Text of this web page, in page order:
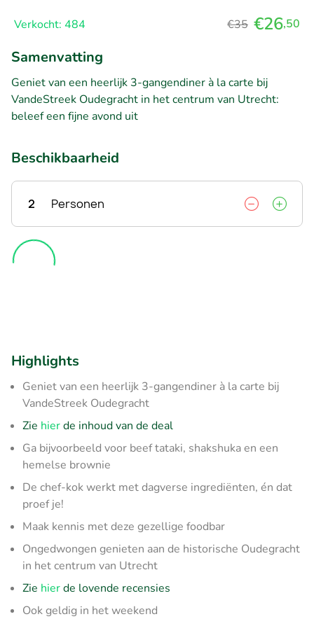
Verkocht: 484 €35 €26,50
Samenvatting
Geniet van een heerlijk 3-gangendiner à la carte bij
VandeStreek Oudegracht in het centrum van Utrecht:
beleef een fijne avond uit
Beschikbaarheid
2 Personen
Highlights
Geniet van een heerlijk 3-gangendiner à la carte bij
VandeStreek Oudegracht
Zie hierde inhoud van de deal
Ga bijvoorbeeld voor beef tataki, shakshuka en een
hemelse brownie
De chef-kok werkt met dagverse ingrediënten, én dat
proef je!
Maak kennis met deze gezellige foodbar
Ongedwongen genieten aan de historische Oudegracht
in het centrum van Utrecht
Zie hierde lovende recensies
Ook geldig in het weekend